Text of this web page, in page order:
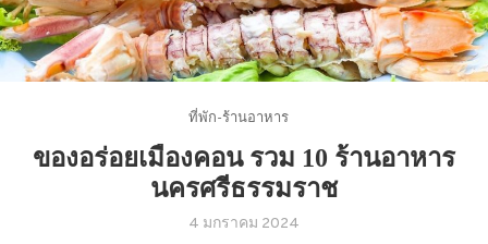
ที่พัก-ร้านอาหาร
ของอร่อยเมืองคอน รวม 10 ร้านอาหาร
นครศรีธรรมราช
4 มกราคม 2024